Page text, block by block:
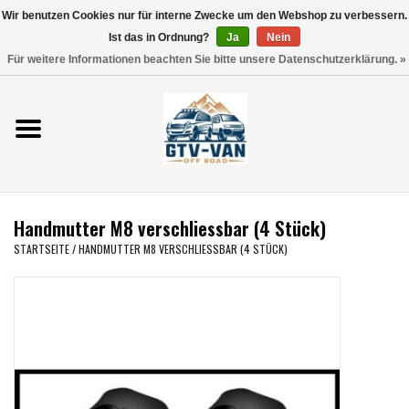
Verwende
die
nach
oben
und
unten,
verfügbare
Ergebnis
um
zum
Vito / V-Klasse 447
Viano /Vito 639
VW T7 2025
VW CRAFTER / MAN TGE
Handmutter M8 verschliessbar (4 Stück)
STARTSEITE/HANDMUTTER M8 VERSCHLIESSBAR (4 STÜCK)
Wir benutzen Cookies nur für interne Zwecke um den Webshop zu verbessern.
Ist das in Ordnung?
Ja
Nein
Für weitere Informationen beachten Sie bitte unsere Datenschutzerklärung. »